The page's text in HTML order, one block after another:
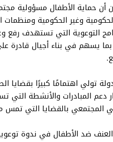
أن حماية الأطفال مسؤولية
وغير الحكومية ومنظمات
التوعوية التي تستهدف رفع
بما يسهم في بناء أجيال قادرة
تولي اهتمامًا كبيرًا بقضايا
دعم المبادرات والأنشطة
المجتمعي بالقضايا التي تمس
ضد الأطفال في ندوة